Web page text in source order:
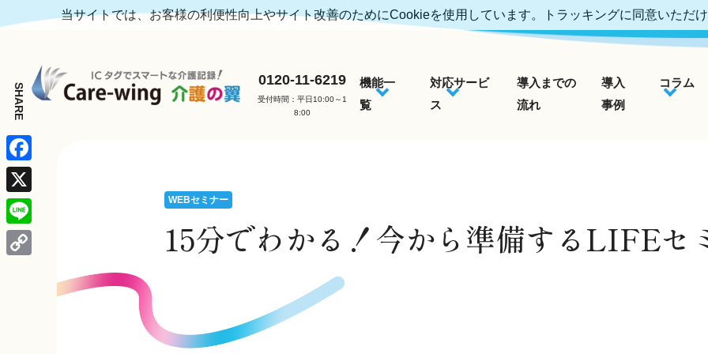
0120-11-6219
受付時間：平日10:00～1
8:00
機能一
覧
対応サービ
ス
導入までの
流れ
導入
事例
コラム
WEBセミナー
15分でわかる！今から準備するLIFEセ
F
a
c
e
X
L
当サイトでは、お客様の利便性向上やサイト改善のためにCookieを使用しています。トラッキングに同意いただ